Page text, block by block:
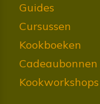
Guides
Cursussen
Kookboeken
Cadeaubonnen
Kookworkshops